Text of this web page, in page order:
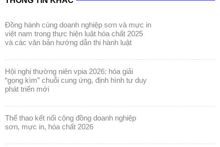
đồng hành cùng doanh nghiệp sơn và mực in
việt nam trong thực hiện luật hóa chất 2025
và các văn bản hướng dẫn thi hành luật
hội nghị thường niên vpia 2026: hóa giải
“gọng kìm” chuỗi cung ứng, định hình tư duy
phát triển mới
thể thao kết nối cộng đồng doanh nghiệp
sơn, mực in, hóa chất 2026